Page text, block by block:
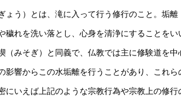
ょう）とは、滝に入って行う修行のこと。垢
穢れを洗い落とし、心身を清浄にすることをい
（みそぎ）と同義で、仏教では主に修験道を
影響からこの水垢離を行うことがあり、これ
にいえば上記のような宗教行為や宗教上の修